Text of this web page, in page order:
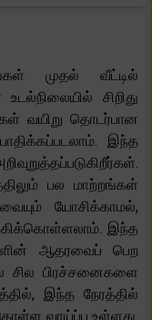
முதல் வீட்டில்
சிறிது
வயிறு தொடர்பான
இந்த
பல மாற்றங்கள்
யோசிக்காமல்,
இந்த
ஆதரவைப் பெற
சில பிரச்சனைகளை
இந்த நேரத்தில்
வாய்ப்பு உள்ளது.